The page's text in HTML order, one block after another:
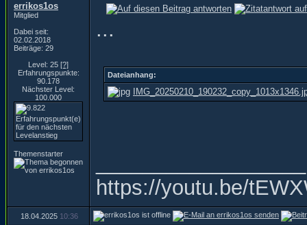
errikos1os
Mitglied
Dabei seit:
02.02.2018
Beiträge: 29
Level: 25 [?]
Erfahrungspunkte:
90.178
Nächster Level:
100.000
Themenstarter
...
Dateianhang:
https://youtu.be/
18.04.2025 10:36